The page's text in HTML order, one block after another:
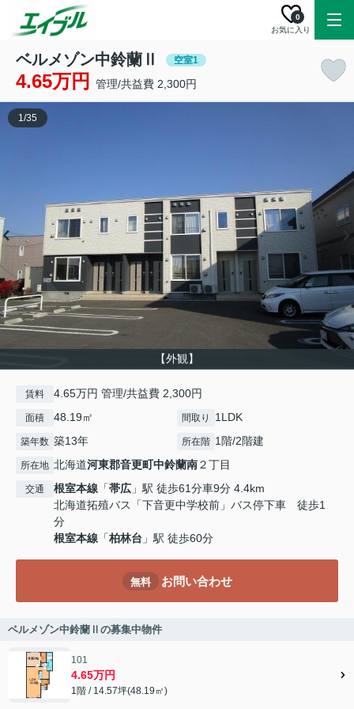
お気に入り
0
ベルメゾン中鈴蘭Ⅱ 空室1
4.65万円 管理/共益費 2,300円
【外観】
1/35
賃料 4.65万円 管理/共益費 2,300円
面積 48.19㎡ 間取り 1LDK
築年数 築13年 所在階 1階/2階建
所在地 北海道河東郡音更町中鈴蘭南２丁目
交通 根室本線 「帯広 」駅 徒歩61分車9分 4.4km
北海道拓殖バス「下音更中学校前」バス停下車 徒歩1
分
根室本線 「柏林台 」駅 徒歩60分
無料 お問い合わせ
ベルメゾン中鈴蘭Ⅱの募集中物件
101
4.65万円
1階 / 14.57坪(48.19㎡)